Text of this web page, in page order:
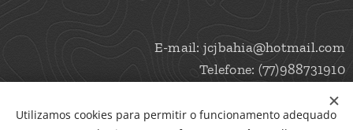
E-mail: jcjbahia@hotmail.com
Telefone: (77)988731910
Utilizamos cookies para permitir o funcionamento adequado